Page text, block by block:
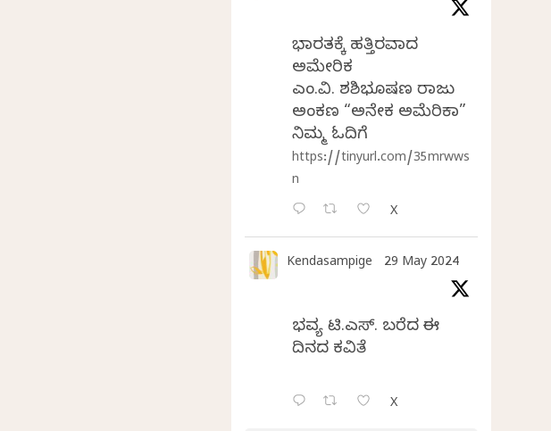
ಭಾರತಕ್ಕೆ ಹತ್ತಿರವಾದ
ಅಮೇರಿಕ
ಎಂ.ವಿ. ಶಶಿಭೂಷಣ ರಾಜು
ಅಂಕಣ “ಅನೇಕ ಅಮೆರಿಕಾ”
ನಿಮ್ಮ ಓದಿಗೆ
https://tinyurl.com/35mrwws
n
X
Kendasampige 29 May 2024
ಭವ್ಯ ಟಿ.ಎಸ್. ಬರೆದ ಈ
ದಿನದ ಕವಿತೆ
X